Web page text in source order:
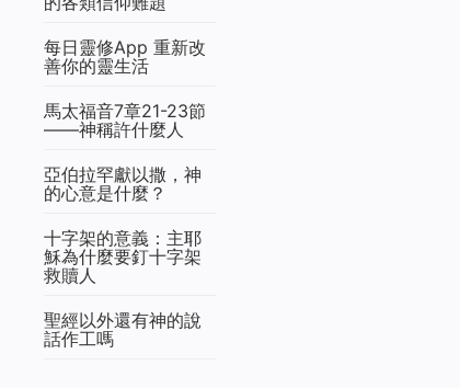
每日靈修App 重新改
善你的靈生活
馬太福音7章21-23節
——神稱許什麼人
亞伯拉罕獻以撒，神
的心意是什麼？
十字架的意義：主耶
穌為什麼要釘十字架
救贖人
聖經以外還有神的說
話作工嗎